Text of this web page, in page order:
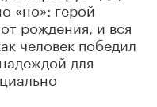
«но»: герой
рождения, и вся
человек победил
для